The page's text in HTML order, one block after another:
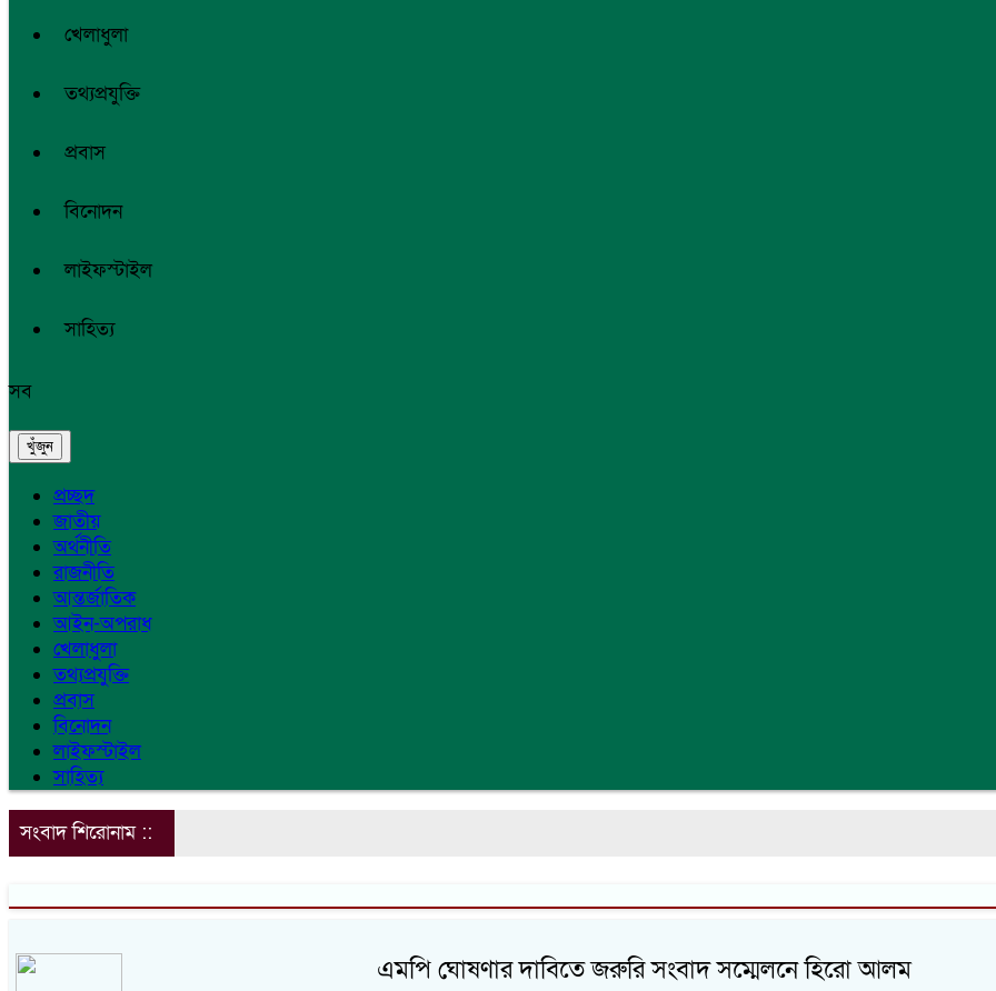
খেলাধুলা
তথ্যপ্রযুক্তি
প্রবাস
বিনোদন
লাইফস্টাইল
সাহিত্য
সব
প্রচ্ছদ
জাতীয়
অর্থনীতি
রাজনীতি
আন্তর্জাতিক
আইন-অপরাধ
খেলাধুলা
তথ্যপ্রযুক্তি
প্রবাস
বিনোদন
লাইফস্টাইল
সাহিত্য
সংবাদ শিরোনাম ::
এমপি ঘোষণার দাবিতে জরুরি সংবাদ সম্মেলনে হিরো আলম